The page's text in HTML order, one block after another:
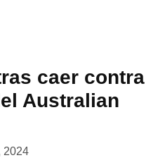
caer contra
Australian
2024